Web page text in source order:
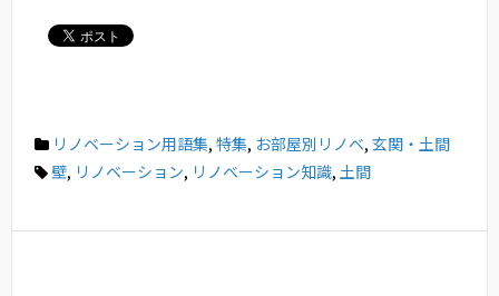
リノベーション用語集, 特集, お部屋別リノベ, 玄関・土間
壁, リノベーション, リノベーション知識, 土間